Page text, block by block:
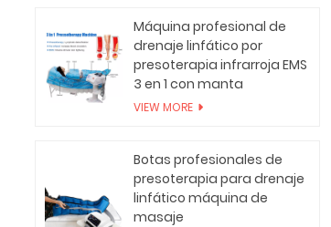
Máquina profesional de
drenaje linfático por
presoterapia infrarroja EMS
3 en 1 con manta
VIEW MORE
Botas profesionales de
presoterapia para drenaje
linfático máquina de
masaje